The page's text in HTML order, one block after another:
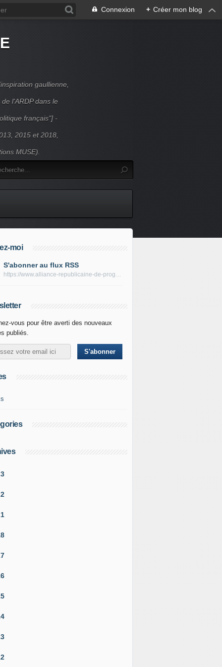
Connexion + Créer mon blog
gaullienne,
l'ARDP dans le
français"] -
2015 et 2018,
MUSE).
moi
S'abonner au flux RSS
https://www.alliance-republicaine-de-progres.com/rss
vous pour être averti des nouveaux
publiés.